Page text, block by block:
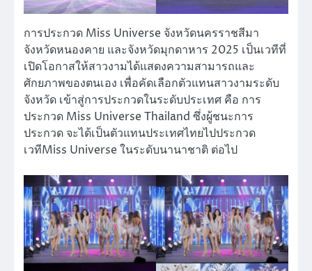
การประกวด Miss Universe จังหวัดนครราชสีมา
จังหวัดหนองคาย และจังหวัดมุกดาหาร 2025 เป็นเวทีที่
เปิดโอกาสให้สาวงามได้แสดงความสามารถและ
ศักยภาพของตนเอง เพื่อคัดเลือกตัวแทนสาวงามระดับ
จังหวัด เข้าสู่การประกวดในระดับประเทศ คือ การ
ประกวด Miss Universe Thailand ซึ่งผู้ชนะการ
ประกวด จะได้เป็นตัวแทนประเทศไทยไปประกวด
เวทีMiss Universe ในระดับนานาชาติ ต่อไป